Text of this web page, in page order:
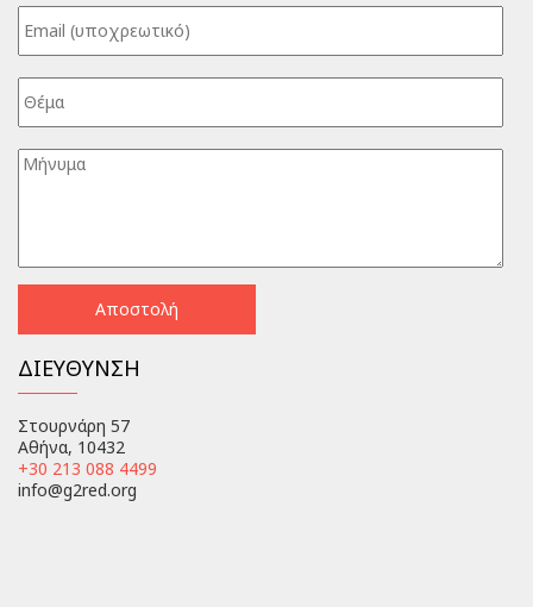
ΔΙΕΥΘΥΝΣΗ
Στουρνάρη 57
Αθήνα, 10432
+30 213 088 4499
info@g2red.org